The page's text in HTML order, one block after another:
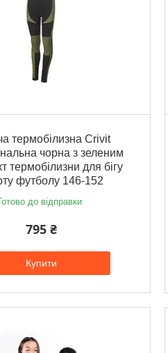
термобілизна Crivit
чорна з зеленим
термобілизни для бігу
футболу 146-152
до відправки
795 ₴
Купити